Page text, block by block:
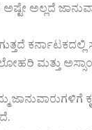
ಅಲ್ಲದೆ
ಕರ್ನಾಟಕದಲ್ಲಿ
ಮತ್ತು